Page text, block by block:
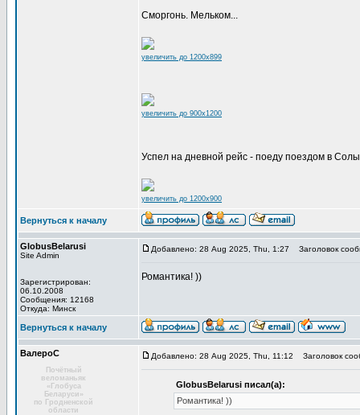
Сморгонь. Мельком...
увеличить до 1200x899
увеличить до 900x1200
Успел на дневной рейс - поеду поездом в Солы
увеличить до 1200x900
Вернуться к началу
GlobusBelarusi
Site Admin
Зарегистрирован:
06.10.2008
Сообщения: 12168
Откуда: Минск
Добавлено: 28 Aug 2025, Thu, 1:27 Заголовок
Романтика! ))
Вернуться к началу
ВалероС
Почётный
веломаньяк
«Глобуса
Беларуси»
по Гродненской
области
Добавлено: 28 Aug 2025, Thu, 11:12 Заголовок
GlobusBelarusi писал(а):
Романтика! ))